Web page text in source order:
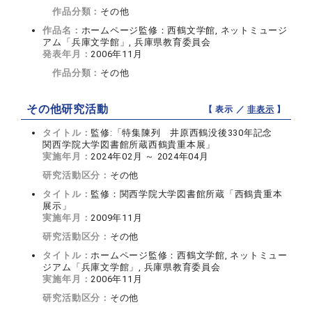
作品分類： その他
作品名： ホームページ監修：西鶴文学館, ネットミュージ
アム「兵庫文学館」, 兵庫県教育委員会
発表年月：2006年11月
作品分類： その他
その他研究活動 【 表示 ／非表示 】
タイトル： 監修:「特集陳列 井原西鶴没後330年記念
関西学院大学図書館所蔵西鶴貴重本展」
実施年月：2024年02月 ～ 2024年04月
研究活動区分： その他
タイトル： 監修：関西学院大学図書館所蔵「西鶴貴重本
展示」
実施年月：2009年11月
研究活動区分： その他
タイトル：ホームページ監修：西鶴文学館, ネットミュー
ジアム「兵庫文学館」, 兵庫県教育委員会
実施年月：2006年11月
研究活動区分： その他